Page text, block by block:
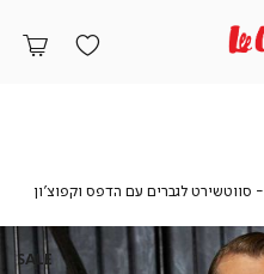
סווטשרטים
סווטשירט לגברים עם הדפס וקפוצ’ון
עם
הדפס
SALE